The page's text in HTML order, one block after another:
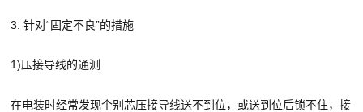
3. 针对“固定不良”的措施
1)压接导线的通测
在电装时经常发现个别芯压接导线送不到位，或送到位后锁不住，接